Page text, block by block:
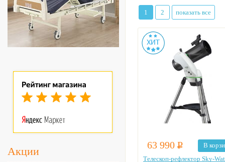
Акции
1 2 показать все
63 990 Р
В
Телескоп-рефлектор Sky-